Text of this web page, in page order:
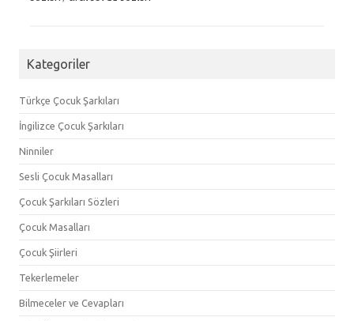
Kategoriler
Türkçe Çocuk Şarkıları
İngilizce Çocuk Şarkıları
Ninniler
Sesli Çocuk Masalları
Çocuk Şarkıları Sözleri
Çocuk Masalları
Çocuk Şiirleri
Tekerlemeler
Bilmeceler ve Cevapları